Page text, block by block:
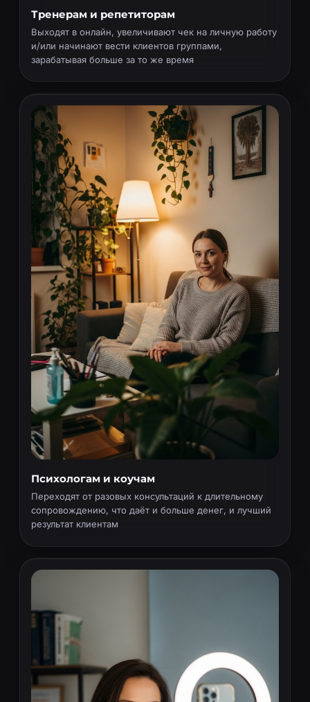
Тренерам и репетиторам
Выходят в онлайн, увеличивают чек на личную работу
и/или начинают вести клиентов группами,
зарабатывая больше за то же время
Психологам и коучам
Переходят от разовых консультаций к длительному
сопровождению, что даёт и больше денег, и лучший
результат клиентам